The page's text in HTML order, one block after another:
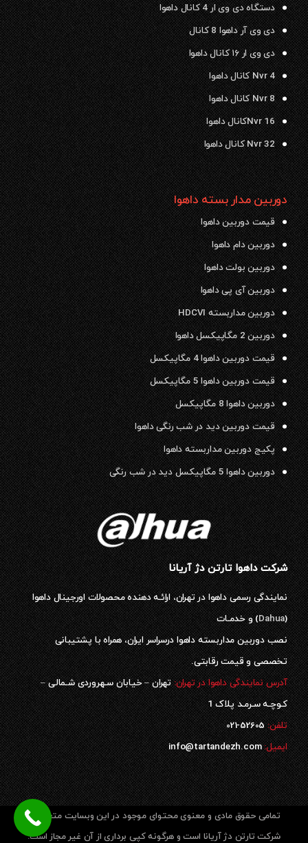
دستگاه دی وی ار 4 کانال داهوا
دی وی آر داهوا 8 کانال
دی وی ار ۱۶ کانال داهوا
Nvr 4 کانال داهوا
Nvr 8 کانال داهوا
Nvr 16کانال داهوا
Nvr 32 کانال داهوا
دوربین مدار بسته داهوا
قیمت دوربین داهوا
دوربین دام داهوا
دوربین بولت داهوا
دوربین آی پی داهوا
دوربین مداربسته HDCVI
دوربین 2 مگاپیکسل داهوا
قیمت دوربین داهوا 4 مگاپیکسل
قیمت دوربین داهوا 5 مگاپیکسل
دوربین داهوا 8 مگاپیکسل
قیمت دوربین دید در شب رنگی داهوا
پکیج دوربین مداربسته داهوا
دوربین داهوا 5 مگاپیکسل دید در شب رنگی
شرکت داهوا تارتن دژ آریانا
نمایندگی رسمی داهوا در تهران، ارائـه دهنده محصولات اورجینال داهوا
(
Dahua) و خدمـات
نصب دوربین مداربسته داهوا درسراسر ایران، همراه با پشتیبانی
تخصصی و قیمت رقابتی.
آدرس نمایندگی داهوا در تهران:تهران – خیابان سـهروردی شـمالی –
کـوچـه سـرمـد پلاک 1
تلفن:52605-021
ایمیل:info@tartandezh.com
تمامی حقوق مادی و معنوی محتوای موجود در این وبسایت متعلق به
شرکت تارتن دژ آریانا است و هرگونه کپی برداری از آن غیر مجاز است.